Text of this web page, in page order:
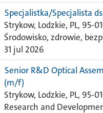
Specjalistka/Specjalista
Strykow, Lodzkie, PL, 95-
Środowisko, zdrowie,
31 jul 2026
Senior R&D Optical
(m/f)
Strykow, Lodzkie, PL, 95-
Research and